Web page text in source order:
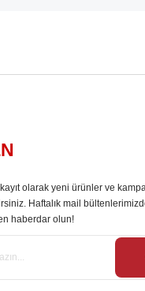
olarak yeni ürünler ve
Haftalık mail
haberdar olun!